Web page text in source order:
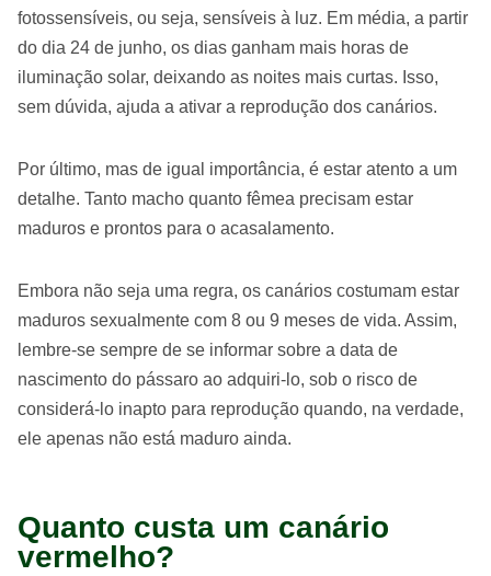
fotossensíveis, ou seja, sensíveis à luz. Em média, a partir
do dia 24 de junho, os dias ganham mais horas de
iluminação solar, deixando as noites mais curtas. Isso,
sem dúvida, ajuda a ativar a reprodução dos canários.
Por último, mas de igual importância, é estar atento a um
detalhe. Tanto macho quanto fêmea precisam estar
maduros e prontos para o acasalamento.
Embora não seja uma regra, os canários costumam estar
maduros sexualmente com 8 ou 9 meses de vida. Assim,
lembre-se sempre de se informar sobre a data de
nascimento do pássaro ao adquiri-lo, sob o risco de
considerá-lo inapto para reprodução quando, na verdade,
ele apenas não está maduro ainda.
Quanto custa um canário
vermelho?